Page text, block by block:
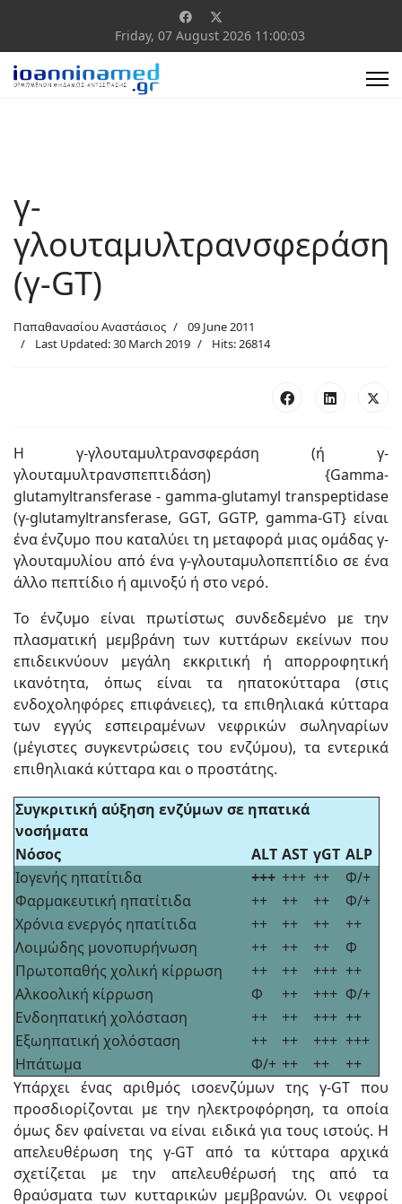
Friday, 07 August 2026 11:00:03
γ-
γλουταμυλτρανσφεράση
(γ-GT)
Παπαθανασίου Αναστάσιος
09 June 2011
Last Updated: 30 March 2019
Hits: 26814
Η γ-γλουταμυλτρανσφεράση (ή γ-
γλουταμυλτρανσπεπτιδάση) {Gamma-
glutamyltransferase - gamma-glutamyl transpeptidase
(γ-glutamyltransferase, GGT, GGTP, gamma-GT} είναι
ένα ένζυμο που καταλύει τη μεταφορά μιας ομάδας γ-
γλουταμυλίου από ένα γ-γλουταμυλοπεπτίδιο σε ένα
άλλο πεπτίδιο ή αμινοξύ ή στο νερό.
Το ένζυμο είναι πρωτίστως συνδεδεμένο με την
πλασματική μεμβράνη των κυττάρων εκείνων που
επιδεικνύουν μεγάλη εκκριτική ή απορροφητική
ικανότητα, όπως είναι τα ηπατοκύτταρα (στις
ενδοχοληφόρες επιφάνειες), τα επιθηλιακά κύτταρα
των εγγύς εσπειραμένων νεφρικών σωληναρίων
(μέγιστες συγκεντρώσεις του ενζύμου), τα εντερικά
επιθηλιακά κύτταρα και ο προστάτης.
Συγκριτική αύξηση ενζύμων σε ηπατικά
νοσήματα
Νόσος
ALT AST γGT ALP
Ιογενής ηπατίτιδα
+++ +++ ++
Φ/+
Φαρμακευτική ηπατίτιδα
++ ++ ++
Φ/+
Χρόνια ενεργός ηπατίτιδα
++ ++ ++
++
Λοιμώδης μονοπυρήνωση
++ ++ ++
Φ
Πρωτοπαθής χολική κίρρωση
++ ++ +++ ++
Αλκοολική κίρρωση
Φ ++ +++ Φ/+
Ενδοηπατική χολόσταση
++ ++ +++ ++
Εξωηπατική χολόσταση
++ ++ +++ +++
Ηπάτωμα
Φ/+ ++ ++
++
Υπάρχει ένας αριθμός ισοενζύμων της γ-GT που
προσδιορίζονται με την ηλεκτροφόρηση, τα οποία
όμως δεν φαίνεται να είναι ειδικά για τους ιστούς. Η
απελευθέρωση της γ-GT από τα κύτταρα αρχικά
σχετίζεται με την απελευθέρωσή της από τα
θραύσματα των κυτταρικών μεμβρανών. Οι νεφροί